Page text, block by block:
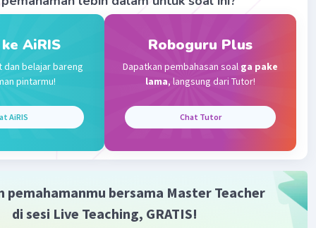
= luas persegi panjang + luas persegi
·0.0(0) Balas
terverifikasi
AiRIS
dan belajar bareng
pintarmu!
AiRIS
Roboguru Plus
Dapatkan pembahasan soal ga pake
lama, langsung dari Tutor!
Chat Tutor
pemahamanmu bersama Master Teacher
di sesi Live Teaching, GRATIS!